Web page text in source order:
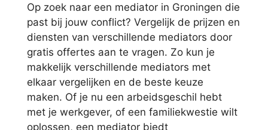
Op zoek naar een mediator in Groningen die
past bij jouw conflict? Vergelijk de prijzen en
diensten van verschillende mediators door
gratis offertes aan te vragen. Zo kun je
makkelijk verschillende mediators met
elkaar vergelijken en de beste keuze
maken. Of je nu een arbeidsgeschil hebt
met je werkgever, of een familiekwestie wilt
oplossen, een mediator biedt